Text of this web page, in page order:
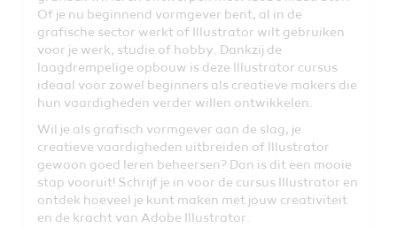
Of je nu beginnend vormgever bent, al in de
grafische sector werkt of Illustrator wilt gebruiken
voor je werk, studie of hobby. Dankzij de
laagdrempelige opbouw is deze Illustrator cursus
ideaal voor zowel beginners als creatieve makers die
hun vaardigheden verder willen ontwikkelen.
Wil je als grafisch vormgever aan de slag, je
creatieve vaardigheden uitbreiden of Illustrator
gewoon goed leren beheersen? Dan is dit een mooie
stap vooruit! Schrijf je in voor de cursus Illustrator en
ontdek hoeveel je kunt maken met jouw creativiteit
en de kracht van Adobe Illustrator.